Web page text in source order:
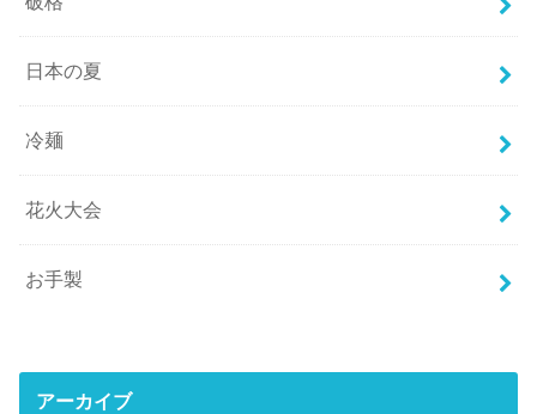
日本の夏
冷麺
花火大会
お手製
アーカイブ